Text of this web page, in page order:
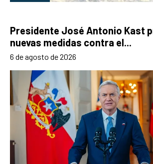
Presidente José Antonio Kast
nuevas medidas contra el...
6 de agosto de 2026